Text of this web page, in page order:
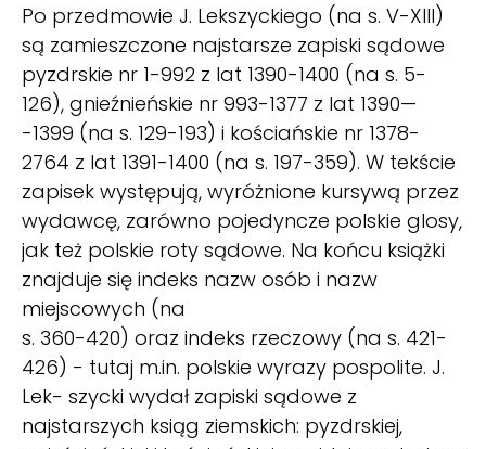
Po przedmowie J. Lekszyckiego (na s. V-XIII)
są zamieszczone najstarsze zapiski sądowe
pyzdrskie nr 1-992 z lat 1390-1400 (na s. 5-
126), gnieźnieńskie nr 993-1377 z lat 1390—
-1399 (na s. 129-193) i kościańskie nr 1378-
2764 z lat 1391-1400 (na s. 197-359). W tekście
zapisek występują, wyróżnione kursywą przez
wydawcę, zarówno pojedyncze polskie glosy,
jak też polskie roty sądowe. Na końcu książki
znajduje się indeks nazw osób i nazw
miejscowych (na
s. 360-420) oraz indeks rzeczowy (na s. 421-
426) - tutaj m.in. polskie wyrazy pospolite. J.
Lek- szycki wydał zapiski sądowe z
najstarszych ksiąg ziemskich: pyzdrskiej,